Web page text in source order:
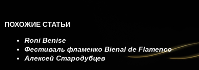
ПОХОЖИЕ СТАТЬИ
Roni Benise
Фестиваль фламенко Bienal de Flamenco
Алексей Стародубцев